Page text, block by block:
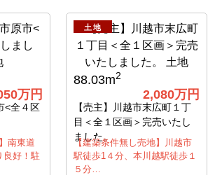
万円
<全４区
南東道
良好！駐
土地
88.03m2
2,080万円
【売主】川越市末広町１丁
目＜全１区画＞完売いたし
ました。
【建築条件無し売地】川越市
駅徒歩1４分、本川越駅徒歩１
５分…